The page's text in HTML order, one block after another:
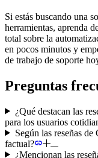
Si estás buscando una
herramientas, aprenda
total sobre la
en pocos minutos y
de trabajo de soporte
Preguntas
¿Qué destacan las
para los usuarios
Según las reseñas
factual?
¿Mencionan las